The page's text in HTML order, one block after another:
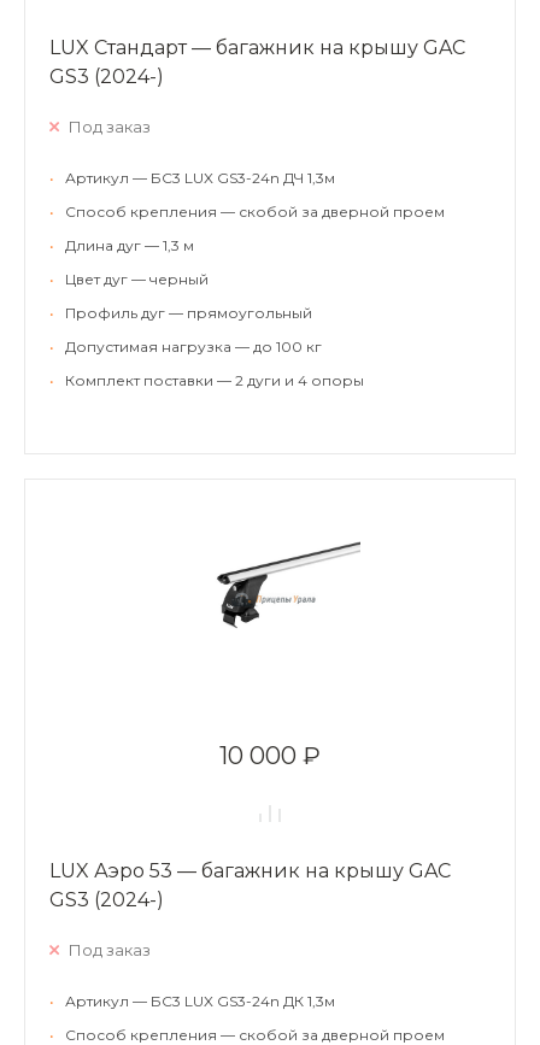
LUX Стандарт — багажник на крышу GAC
GS3 (2024-)
Под заказ
•
Артикул — БС3 LUX GS3-24n ДЧ 1,3м
•
Способ крепления — скобой за дверной проем
•
Длина дуг — 1,3 м
•
Цвет дуг — черный
•
Профиль дуг — прямоугольный
•
Допустимая нагрузка — до 100 кг
•
Комплект поставки — 2 дуги и 4 опоры
10 000 ₽
LUX Аэро 53 — багажник на крышу GAC
GS3 (2024-)
Под заказ
•
Артикул — БС3 LUX GS3-24n ДК 1,3м
•
Способ крепления — скобой за дверной проем